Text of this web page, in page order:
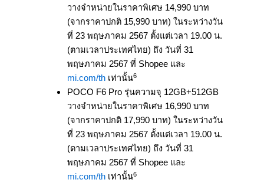
วางจำหน่ายในราคาพิเศษ 14,990 บาท
(จากราคาปกติ 15,990 บาท) ในระหว่างวัน
ที่ 23 พฤษภาคม 2567 ตั้งแต่เวลา 19.00 น.
(ตามเวลาประเทศไทย) ถึง วันที่ 31
พฤษภาคม 2567 ที่ Shopee และ
mi.com/thเท่านั้น6
POCO F6 Pro รุ่นความจุ 12GB+512GB
วางจำหน่ายในราคาพิเศษ 16,990 บาท
(จากราคาปกติ 17,990 บาท) ในระหว่างวัน
ที่ 23 พฤษภาคม 2567 ตั้งแต่เวลา 19.00 น.
(ตามเวลาประเทศไทย) ถึง วันที่ 31
พฤษภาคม 2567 ที่ Shopee และ
mi.com/thเท่านั้น6